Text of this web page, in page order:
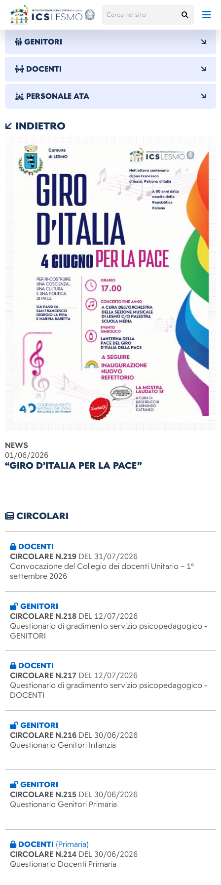
GENITORI
DOCENTI
PERSONALE ATA
INDIETRO
NEWS
01/06/2026
“GIRO D’ITALIA PER LA PACE”
CIRCOLARI
DOCENTI
CIRCOLARE N.219 DEL 31/07/2026
Convocazione del Collegio dei docenti Unitario – 1°
settembre 2026
GENITORI
CIRCOLARE N.218 DEL 12/07/2026
Questionario di gradimento servizio psicopedagogico -
GENITORI
DOCENTI
CIRCOLARE N.217 DEL 12/07/2026
Questionario di gradimento servizio psicopedagogico -
DOCENTI
GENITORI
CIRCOLARE N.216 DEL 30/06/2026
Questionario Genitori Infanzia
GENITORI
CIRCOLARE N.215 DEL 30/06/2026
Questionario Genitori Primaria
DOCENTI (Primaria)
CIRCOLARE N.214 DEL 30/06/2026
Questionario Docenti Primaria